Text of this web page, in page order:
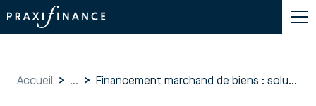
Accueil > ... > Financement marchand de biens : solutions rapides et sécurisées en 2026